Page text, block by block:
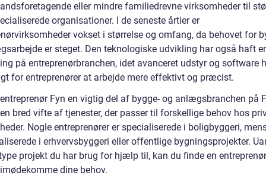
eller mindre familiedrevne virksomheder til
organisationer. I de seneste årtier er
vokset i størrelse og omfang, da behovet for
er steget. Den teknologiske udvikling har også haft
på entreprenørbranchen, idet avanceret udstyr og software
for entreprenører at arbejde mere effektivt og præcist.
Fyn en vigtig del af bygge- og anlægsbranchen på
bred vifte af tjenester, der passer til forskellige behov hos
Nogle entreprenører er specialiserede i boligbyggeri,
i erhvervsbyggeri eller offentlige bygningsprojekter.
projekt du har brug for hjælp til, kan du finde en
dine behov.